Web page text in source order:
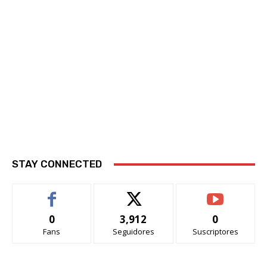
STAY CONNECTED
0
Fans
3,912
Seguidores
0
Suscriptores